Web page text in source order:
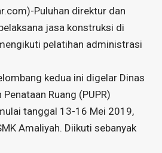
)-Puluhan direktur dan
jasa konstruksi di
pelatihan administrasi
kedua ini digelar Dinas
Ruang (PUPR)
tanggal 13-16 Mei 2019,
Amaliyah. Diikuti sebanyak